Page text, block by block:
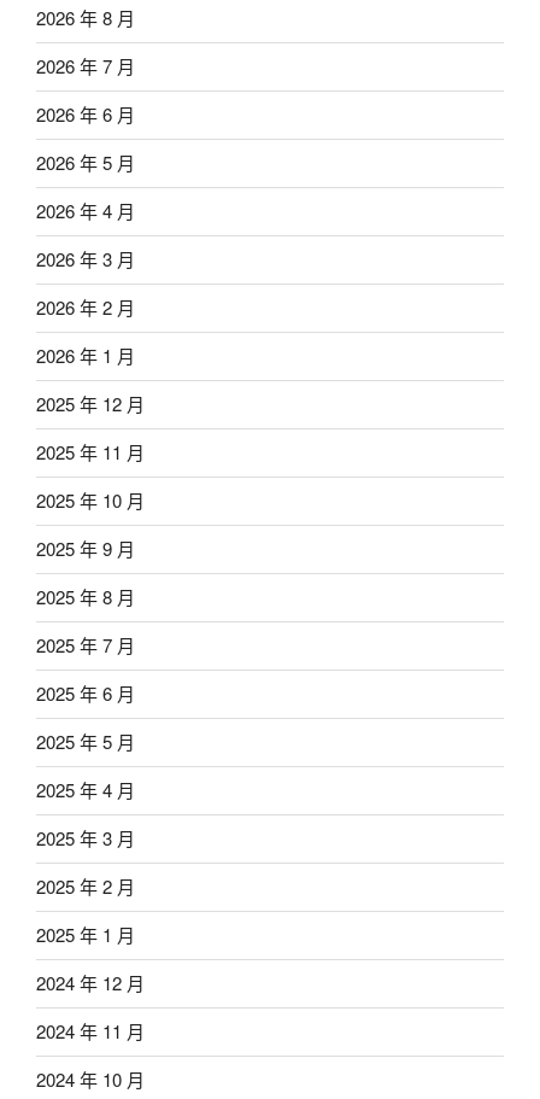
2026 年 8 月
2026 年 7 月
2026 年 6 月
2026 年 5 月
2026 年 4 月
2026 年 3 月
2026 年 2 月
2026 年 1 月
2025 年 12 月
2025 年 11 月
2025 年 10 月
2025 年 9 月
2025 年 8 月
2025 年 7 月
2025 年 6 月
2025 年 5 月
2025 年 4 月
2025 年 3 月
2025 年 2 月
2025 年 1 月
2024 年 12 月
2024 年 11 月
2024 年 10 月